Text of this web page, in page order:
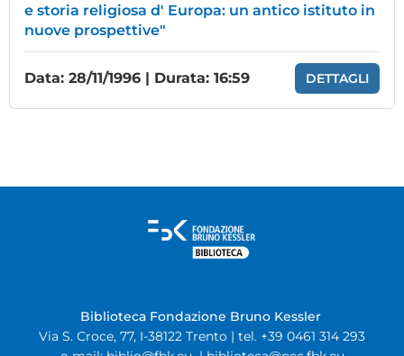
e storia religiosa d' Europa: un antico istituto in
nuove prospettive"
Data: 28/11/1996 | Durata: 16:59 DETTAGLI
Biblioteca Fondazione Bruno Kessler
Via S. Croce, 77, I-38122 Trento | tel. +39 0461 314 293